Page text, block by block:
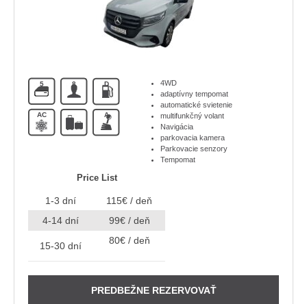
5 8 D
AC A
4WD
adaptívny tempomat
automatické svietenie
multifunkčný volant
Navigácia
parkovacia kamera
Parkovacie senzory
Tempomat
Price List
1-3 dní
115€ / deň
4-14 dní
99€ / deň
15-30 dní 80€ / deň
PREDBEŽNE REZERVOVAŤ